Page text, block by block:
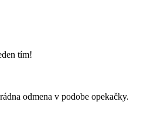
tím!
odmena v podobe opekačky.